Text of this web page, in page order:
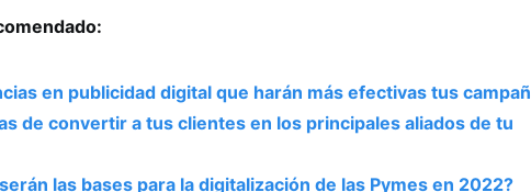
en publicidad digital que harán más efectivas tus
de convertir a tus clientes en los principales aliados de tu
las bases para la digitalización de las Pymes en 2022?